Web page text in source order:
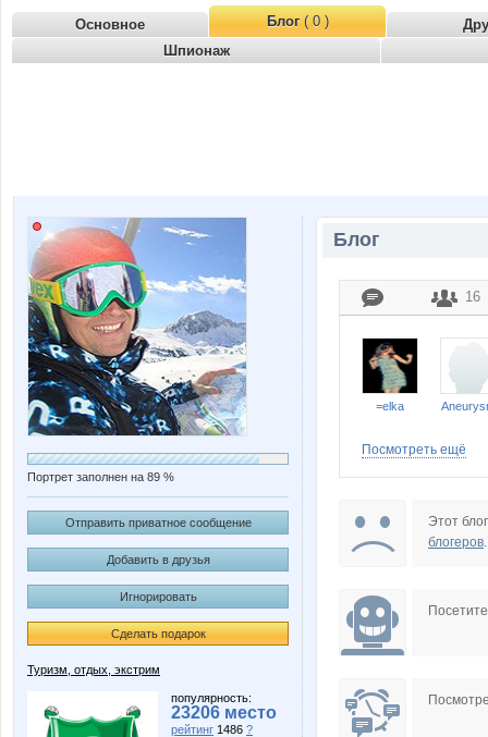
Основное Блог( 0 )
Шпионаж
Портрет заполнен на 89 %
Отправить приватное сообщение
Добавить в друзья
Игнорировать
Сделать подарок
Туризм, отдых, экстрим
популярность:
23206 место
рейтинг 1486 ?
Блог
16
=elka
Посмотреть ещё
Этот
блогеров.